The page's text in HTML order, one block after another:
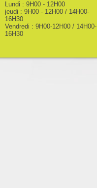
Lundi : 9H00 - 12H00
jeudi : 9H00 - 12H00 / 14H00-
16H30
Vendredi : 9H00-12H00 / 14H00-
16H30